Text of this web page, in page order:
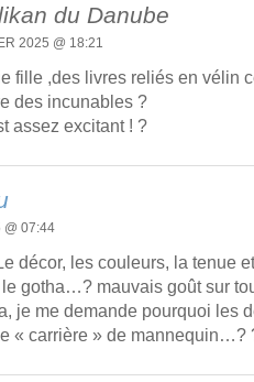
du Danube
2025 @ 18:21
fille ,des livres reliés en vélin
des incunables ?
assez excitant ! ?
@ 07:44
décor, les couleurs, la tenue
gotha…? mauvais goût sur
je me demande pourquoi les
« carrière » de mannequin…?